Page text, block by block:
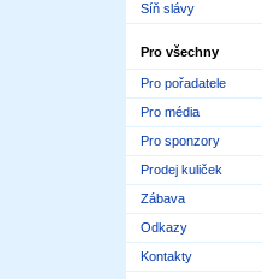
Síň slávy
Pro všechny
Pro pořadatele
Pro média
Pro sponzory
Prodej kuliček
Zábava
Odkazy
Kontakty